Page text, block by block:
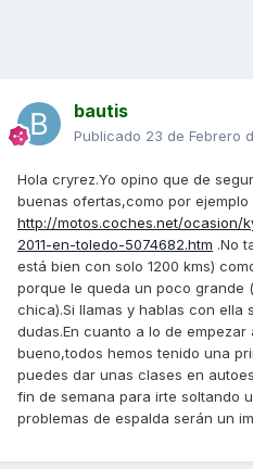
bautis
Publicado 23 de Febrero
Hola cryrez.Yo opino que de
buenas ofertas,como por ejemplo
http://motos.coches.net/ocasion/
2011-en-toledo-5074682.htm .No
está bien con solo 1200 kms)
porque le queda un poco grande
chica).Si llamas y hablas con ella
dudas.En cuanto a lo de
bueno,todos hemos tenido una
puedes dar unas clases en
fin de semana para irte soltando
problemas de espalda serán un